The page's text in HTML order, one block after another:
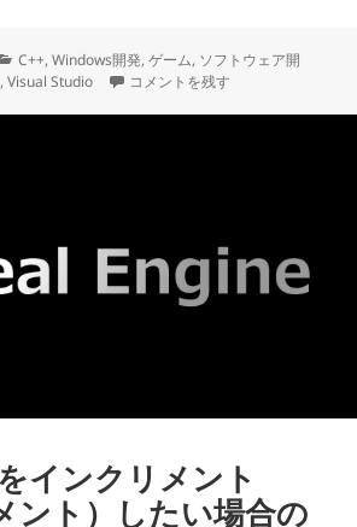
カ
テ
C++,Windows開発,ゲーム, ソフトウェア開
,Visual Studio UEでTransform変数の値を変更し
コメントを残す
インクリメント
ント）したい場合の